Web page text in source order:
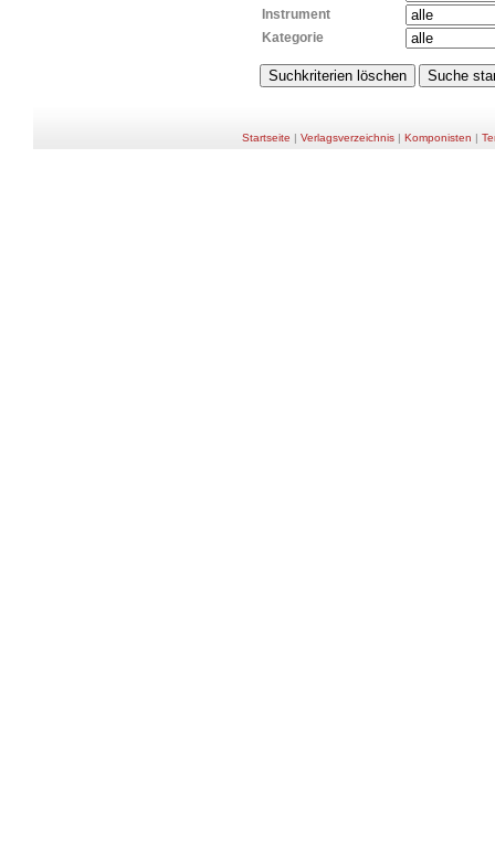
Instrument
Kategorie
Startseite | Verlagsverzeichnis| Komponisten |